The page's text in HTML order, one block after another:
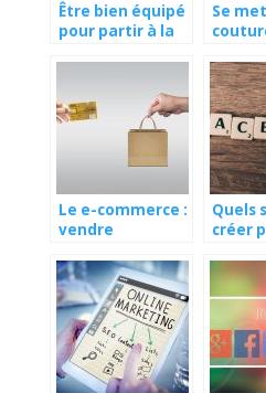
Être bien équipé
pour partir à la
Se
Le e-commerce :
vendre
Quels
créer